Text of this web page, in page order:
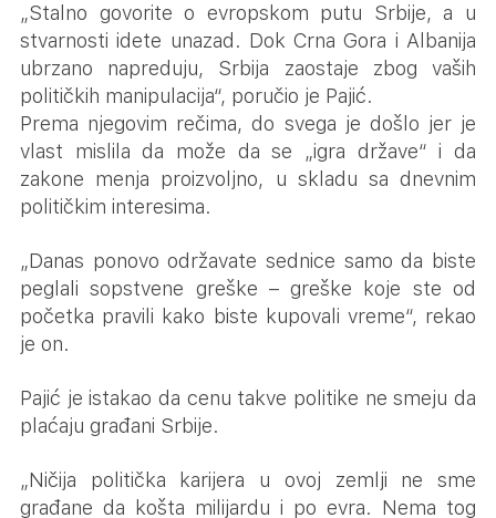
„Stalno govorite o evropskom putu Srbije, a u
stvarnosti idete unazad. Dok Crna Gora i Albanija
ubrzano napreduju, Srbija zaostaje zbog vaših
političkih manipulacija“, poručio je Pajić.
Prema njegovim rečima, do svega je došlo jer je
vlast mislila da može da se „igra države“ i da
zakone menja proizvoljno, u skladu sa dnevnim
političkim interesima.
„Danas ponovo održavate sednice samo da biste
peglali sopstvene greške – greške koje ste od
početka pravili kako biste kupovali vreme“, rekao
je on.
Pajić je istakao da cenu takve politike ne smeju da
plaćaju građani Srbije.
„Ničija politička karijera u ovoj zemlji ne sme
građane da košta milijardu i po evra. Nema tog